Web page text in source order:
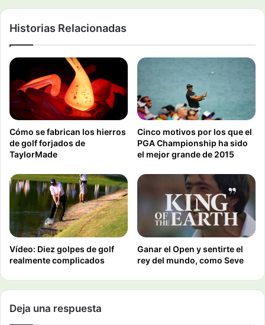
Historias Relacionadas
Cómo se fabrican los hierros
de golf forjados de
TaylorMade
Cinco motivos por los que el
PGA Championship ha sido
el mejor grande de 2015
Vídeo: Diez golpes de golf
realmente complicados
Ganar el Open y sentirte el
rey del mundo, como Seve
Deja una respuesta